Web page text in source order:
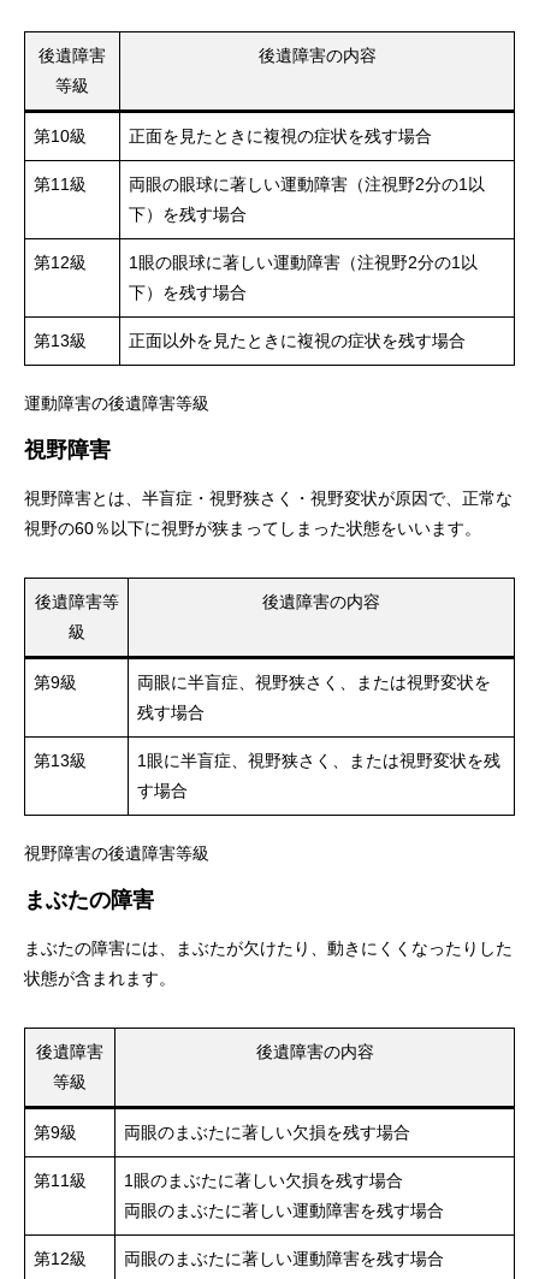
後遺障害
等級
後遺障害の内容
第10級 正面を見たときに複視の症状を残す場合
第11級
両眼の眼球に著しい運動障害（注視野2分の1以
下）を残す場合
第12級
1眼の眼球に著しい運動障害（注視野2分の1以
下）を残す場合
第13級 正面以外を見たときに複視の症状を残す場合
運動障害の後遺障害等級
視野障害
視野障害とは、半盲症・視野狭さく・視野変状が原因で、正常な
視野の60％以下に視野が狭まってしまった状態をいいます。
後遺障害等
級
後遺障害の内容
第9級
両眼に半盲症、視野狭さく、または視野変状を
残す場合
第13級
1眼に半盲症、視野狭さく、または視野変状を残
す場合
視野障害の後遺障害等級
まぶたの障害
まぶたの障害には、まぶたが欠けたり、動きにくくなったりした
状態が含まれます。
後遺障害
等級
後遺障害の内容
第9級 両眼のまぶたに著しい欠損を残す場合
第11級
1眼のまぶたに著しい欠損を残す場合
両眼のまぶたに著しい運動障害を残す場合
第12級 両眼のまぶたに著しい運動障害を残す場合